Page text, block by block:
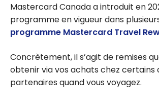
Mastercard Canada a introduit en
programme en vigueur dans
programme Mastercard Travel
Concrètement, il s’agit de remises
obtenir via vos achats chez certains
partenaires quand vous voyagez.